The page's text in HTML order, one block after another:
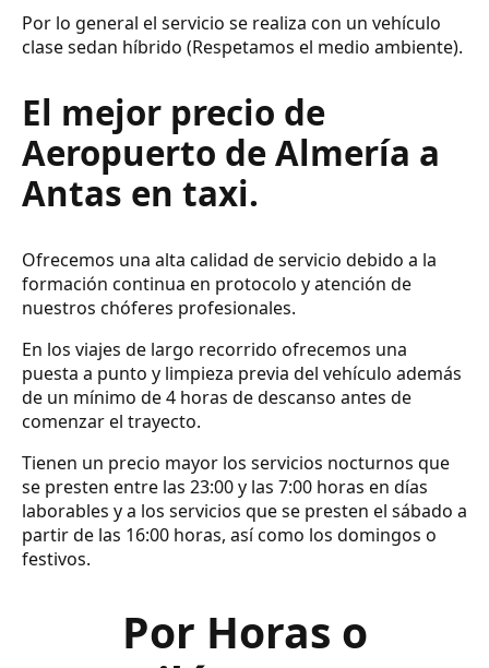
Por lo general el servicio se realiza con un vehículo
clase sedan híbrido (Respetamos el medio ambiente).
El mejor precio de
Aeropuerto de Almería a
Antas en taxi.
Ofrecemos una alta calidad de servicio debido a la
formación continua en protocolo y atención de
nuestros chóferes profesionales.
En los viajes de largo recorrido ofrecemos una
puesta a punto y limpieza previa del vehículo además
de un mínimo de 4 horas de descanso antes de
comenzar el trayecto.
Tienen un precio mayor los servicios nocturnos que
se presten entre las 23:00 y las 7:00 horas en días
laborables y a los servicios que se presten el sábado a
partir de las 16:00 horas, así como los domingos o
festivos.
Por Horas o